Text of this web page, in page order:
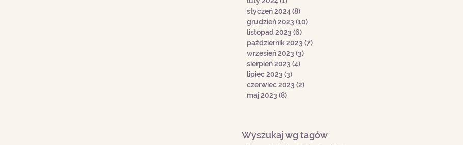
styczeń 2024(8)
grudzień 2023 (10)
listopad 2023 (6)
październik 2023 (7)
wrzesień 2023 (3)
sierpień 2023 (4)
lipiec 2023 (3)
czerwiec 2023 (2)
maj 2023 (8)
Wyszukaj wg tagów